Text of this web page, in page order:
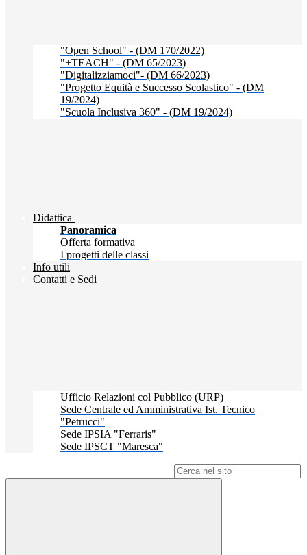
"Open School" - (DM 170/2022)
"+TEACH" - (DM 65/2023)
"Digitalizziamoci"- (DM 66/2023)
"Progetto Equità e Successo Scolastico" - (DM
19/2024)
"Scuola Inclusiva 360" - (DM 19/2024)
Didattica
Panoramica
Offerta formativa
I progetti delle classi
Info utili
Contatti e Sedi
Ufficio Relazioni col Pubblico (URP)
Sede Centrale ed Amministrativa Ist. Tecnico
"Petrucci"
Sede IPSIA "Ferraris"
Sede IPSCT "Maresca"